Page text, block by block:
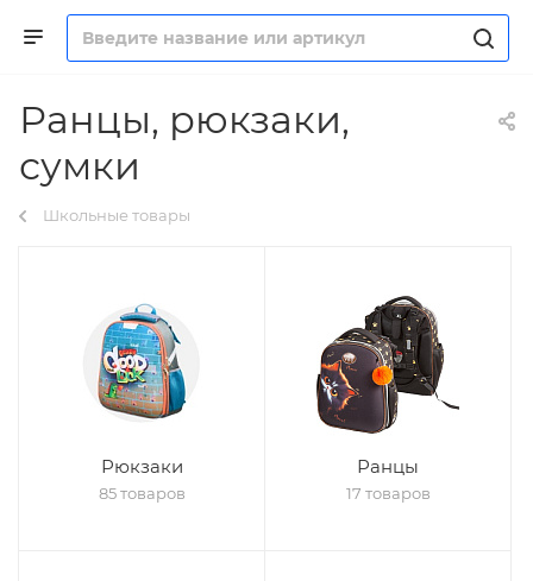
Ранцы, рюкзаки,
сумки
Школьные товары
Рюкзаки
85 товаров
Ранцы
17 товаров